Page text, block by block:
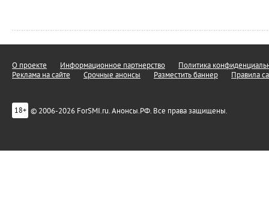
О проекте Информационное партнерство
Политика
Реклама на сайте
Срочные анонсы Разместить баннер Правила
18+ © 2006-2026 ForSMI.ru. Анонсы.РФ. Все права защищены.